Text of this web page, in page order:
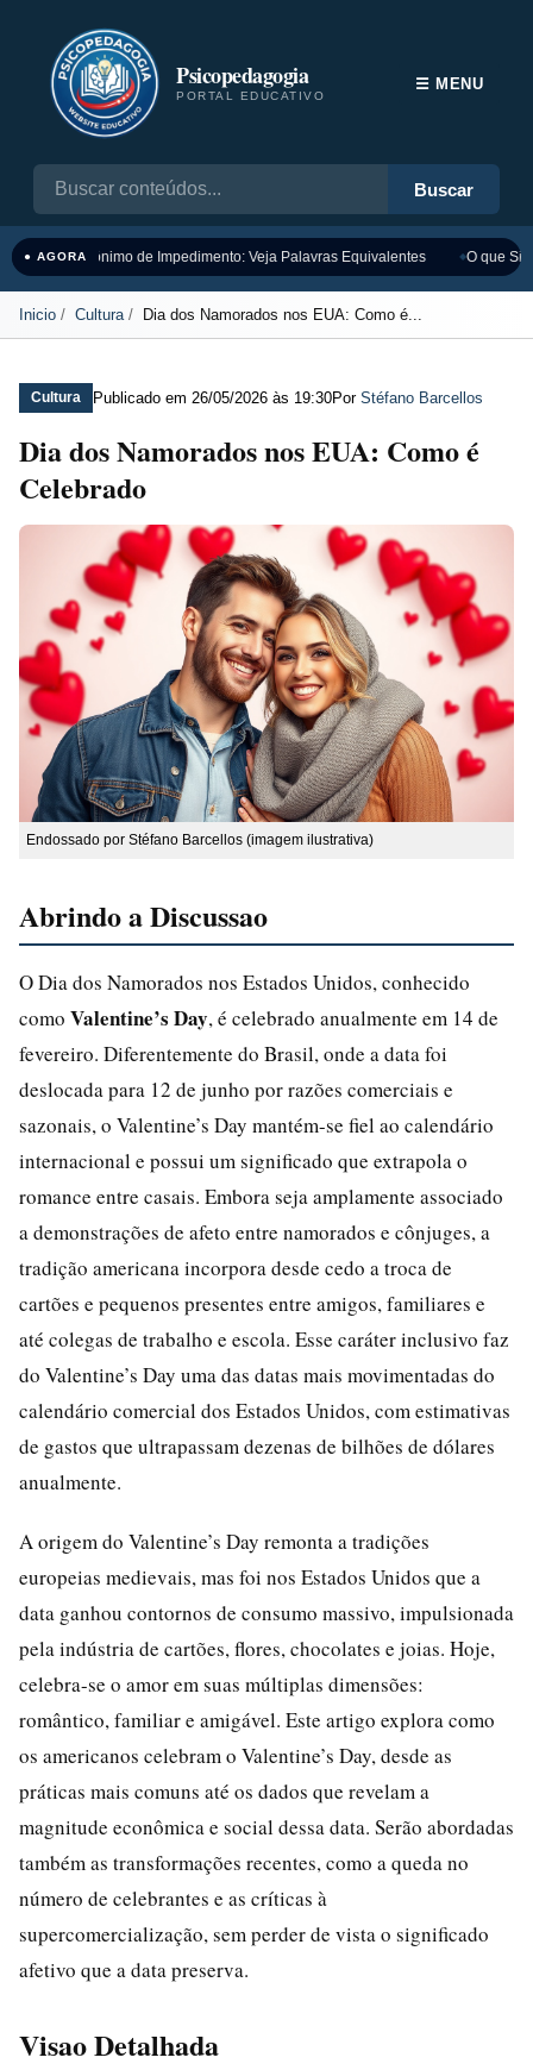
Psicopedagogia
PORTAL EDUCATIVO
Buscar
☰ MENU
● AGORASinônimo de Impedimento: Veja Palavras Equivalentes O que
Inicio Cultura Dia dos Namorados nos EUA: Como é...
Cultura Publicado em 26/05/2026 às 19:30Por Stéfano Barcellos
Dia dos Namorados nos EUA: Como é
Celebrado
Endossado por Stéfano Barcellos (imagem ilustrativa)
Abrindo a Discussao
O Dia dos Namorados nos Estados Unidos, conhecido
como Valentine’s Day, é celebrado anualmente em 14 de
fevereiro. Diferentemente do Brasil, onde a data foi
deslocada para 12 de junho por razões comerciais e
sazonais, o Valentine’s Day mantém-se fiel ao calendário
internacional e possui um significado que extrapola o
romance entre casais. Embora seja amplamente associado
a demonstrações de afeto entre namorados e cônjuges, a
tradição americana incorpora desde cedo a troca de
cartões e pequenos presentes entre amigos, familiares e
até colegas de trabalho e escola. Esse caráter inclusivo faz
do Valentine’s Day uma das datas mais movimentadas do
calendário comercial dos Estados Unidos, com estimativas
de gastos que ultrapassam dezenas de bilhões de dólares
anualmente.
A origem do Valentine’s Day remonta a tradições
europeias medievais, mas foi nos Estados Unidos que a
data ganhou contornos de consumo massivo, impulsionada
pela indústria de cartões, flores, chocolates e joias. Hoje,
celebra-se o amor em suas múltiplas dimensões:
romântico, familiar e amigável. Este artigo explora como
os americanos celebram o Valentine’s Day, desde as
práticas mais comuns até os dados que revelam a
magnitude econômica e social dessa data. Serão abordadas
também as transformações recentes, como a queda no
número de celebrantes e as críticas à
supercomercialização, sem perder de vista o significado
afetivo que a data preserva.
Visao Detalhada